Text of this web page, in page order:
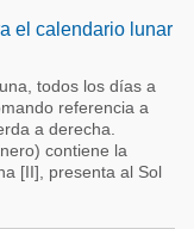
el calendario lunar
todos los días a
referencia a
a derecha.
contiene la
[II], presenta al Sol